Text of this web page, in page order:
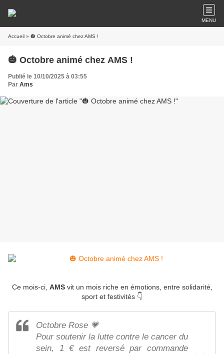
MENU
Accueil » 🎃 Octobre animé chez AMS !
🎃 Octobre animé chez AMS !
Publié le 10/10/2025 à 03:55
Par Ams
Ce mois-ci, AMSvit un mois riche en émotions, entre solidarité,
sport et festivités 👇
Octobre Rose 💗
Pour soutenir la lutte contre le cancer du
sein, 1 € est reversé par commande